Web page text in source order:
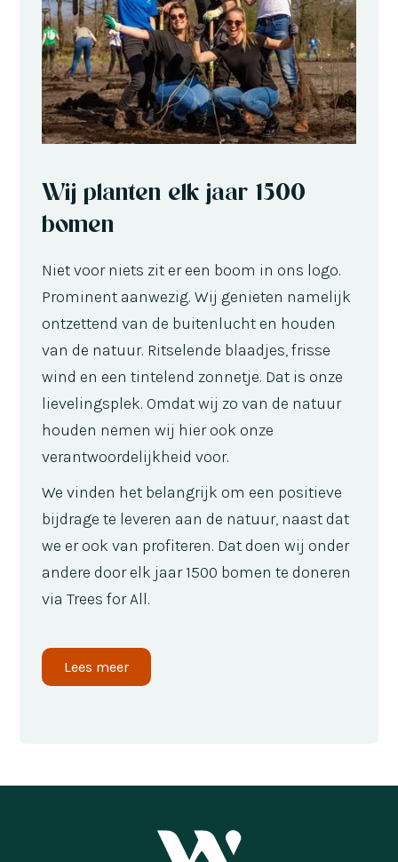
Wij planten elk jaar 1500
bomen
Niet voor niets zit er een boom in ons logo.
Prominent aanwezig. Wij genieten namelijk
ontzettend van de buitenlucht en houden
van de natuur. Ritselende blaadjes, frisse
wind en een tintelend zonnetje. Dat is onze
lievelingsplek. Omdat wij zo van de natuur
houden nemen wij hier ook onze
verantwoordelijkheid voor.
We vinden het belangrijk om een positieve
bijdrage te leveren aan de natuur, naast dat
we er ook van profiteren. Dat doen wij onder
andere door elk jaar 1500 bomen te doneren
via Trees for All.
Lees meer